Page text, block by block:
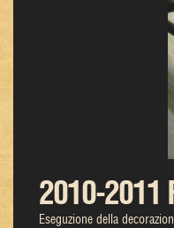
2010-2011
Eseguzione della